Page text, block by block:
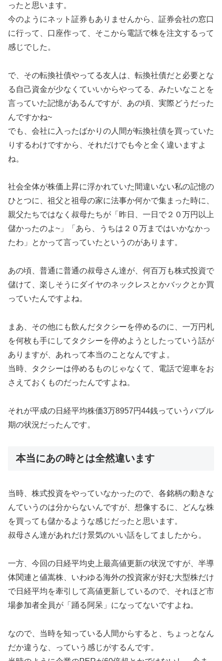
ったと思います。
今のようにネット証券もありませんから、証券会社の窓口
に行って、口座作って、そこから電話で株を注文するって
感じでした。
で、その転換社債やってる友人は、転換社債だと必要とな
る自己資金が少なくていいからやってる、みたいなことを
言っていた記憶があるんですが、あの頃、実際どうだった
んですかね~
でも、会社に入ったばかりの人間が転換社債を買っていた
りするわけですから、それだけでも今と全く違いますよ
ね。
社会全体が株価上昇に浮かれていた間違いない私の記憶の
ひとつに、祖父と祖母の家に法事か何かで集まった時に、
親父たちではなく叔母たちが「昨日、一日で２０万円以上
儲かったのよ~」「あら、うちは２０万まではいかなかっ
たわ」とかって言っていたというのがあります。
あの頃、普通に普通の叔母さん達が、何百万も株式投資で
儲けて、楽しそうにダイヤのネックレスとかバックとか買
っていたんですよね。
まあ、その他にも飲んだタクシーを停めるのに、一万円札
を何枚も手にしてタクシーを停めようとしたっていう話が
ありますが、あれって本当のことなんですよ。
当時、タクシーは停めるものじゃなくて、電話で迎車をお
さえておくものだったんですよね。
それが平成の日経平均株価3万8957円44銭っていうバブル
期の状況だったんです。
本当にあの時とは全然違います
当時、株式投資をやっていなかったので、各銘柄の動きな
んていうのは分からないんですが、想像するに、どんな株
を買っても儲かるような感じだったと思います。
叔母さん達があれだけ景気のいい話をしてましたから。
一方、今回の日経平均史上最高値更新の状況ですが、半導
体関連と値嵩株、いわゆる海外の投資家が好む大型株だけ
で日経平均を牽引して高値更新しているので、それほど市
場参加者全員が「踊る阿呆」になってないですよね。
なので、当時を知っている人間からすると、ちょっとなん
だか違うな、っていう感じがするんです。